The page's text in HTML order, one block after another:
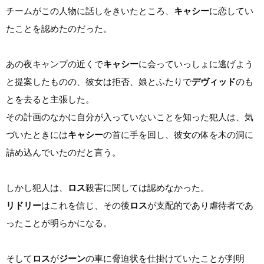
チームがこの人物に話しをきいたところ、 キャシーに恋してい
たことを認めたのだった。
あの夜キャンプの近くでキャシーに会っていっしょに逃げよう
と提案したものの、彼女は拒否、娘とふたりでデヴィッドのも
とを去ると主張した。
その計画のなかに自分が入っていないことを知った犯人は、気
づいたときにはキャシーの首に手を回し、彼女の体を木の洞に
詰め込んでいたのだと言う。
しかし犯人は、 ロス殺害に関しては認めなかった。
リドリーはこれを信じ、その後ロスが支配的であり虐待者であ
ったことが明らかになる。
そして ロスがジーンの車に脅迫状を仕掛けていたことが判明